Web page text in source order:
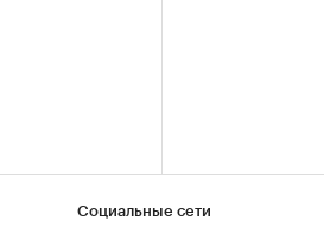
Социальные сети